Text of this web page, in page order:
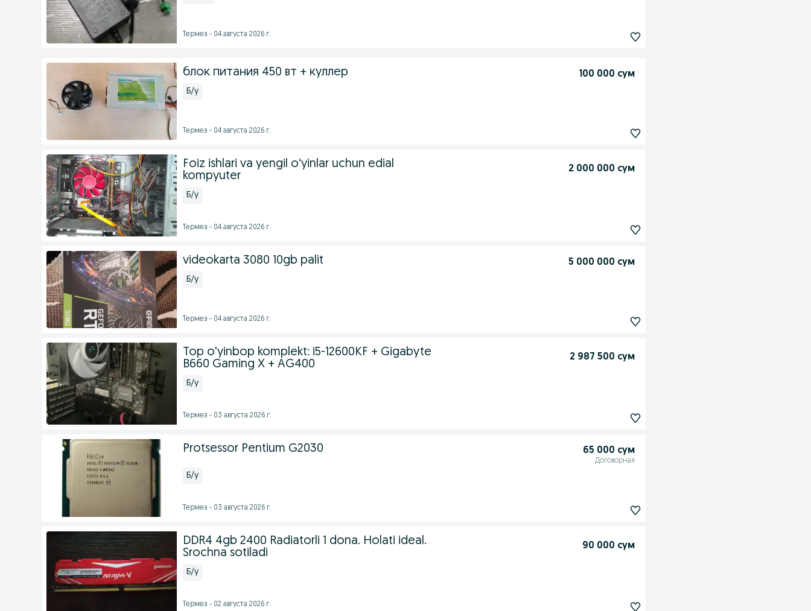
Термез - 04 августа 2026 г.
блок питания 450 вт + куллер 100 000 сум
Б/у
Термез - 04 августа 2026 г.
Foiz ishlari va yengil o‘yinlar uchun edial
kompyuter
2 000 000 сум
Б/у
Термез - 04 августа 2026 г.
videokarta 3080 10gb palit 5 000 000 сум
Б/у
Термез - 04 августа 2026 г.
Top o'yinbop komplekt: i5-12600KF + Gigabyte
B660 Gaming X + AG400
2 987 500 сум
Б/у
Термез - 03 августа 2026 г.
Protsessor Pentium G2030 65 000 сум
Договорная
Б/у
Термез - 03 августа 2026 г.
DDR4 4gb 2400 Radiatorli 1 dona. Holati ideal.
Srochna sotiladi
90 000 сум
Б/у
Термез - 02 августа 2026 г.